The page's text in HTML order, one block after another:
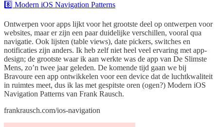
8️⃣ Modern iOS Navigation Patterns
Ontwerpen voor apps lijkt voor het grootste deel op ontwerpen voor
websites, maar er zijn een paar duidelijke verschillen, vooral qua
navigatie. Ook lijsten (table views), date pickers, switches en
notificaties zijn anders. Ik heb zelf niet heel veel ervaring met app-
design; de grootste waar ik aan werkte was de app van De Slimste
Mens, zo’n twee jaar geleden. De komende tijd gaan we bij
Bravoure een app ontwikkelen voor een device dat de luchtkwaliteit
in ruimtes meet, dus ik las met gespitste oren (ogen?) Modern iOS
Navigation Patterns van Frank Rausch.
frankrausch.com/ios-navigation